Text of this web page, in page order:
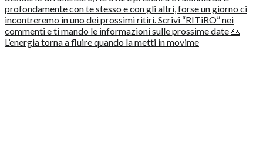
L’energia torna a fluire quando la metti in movime